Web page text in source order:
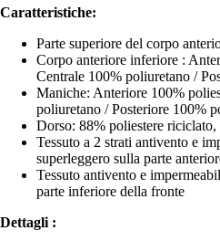
Caratteristiche:
Parte superiore del corpo
Corpo anteriore inferiore :
Centrale 100% poliuretano /
Maniche: Anteriore 100%
poliuretano / Posteriore 100%
Dorso: 88% poliestere riciclato,
Tessuto a 2 strati antivento e
superleggero sulla parte
Tessuto antivento e
parte inferiore della fronte
Dettagli :